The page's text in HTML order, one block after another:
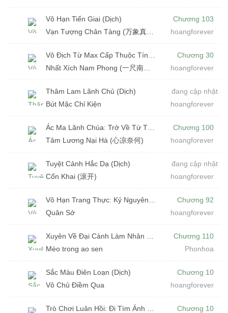
Vô Hạn Tiến Giai (Dịch)
Chương 103
hoangforever
Chương 30
hoangforever
Thâm Lam Lãnh Chủ (Dịch)
Bút Mặc Chỉ Kiện
đang cập nhật
hoangforever
Tâm Lương Nại Hà (心凉奈何)
Chương 100
hoangforever
Tuyệt Cảnh Hắc Dạ (Dịch)
Cổn Khai (滚开)
đang cập nhật
hoangforever
Quân Sở
Chương 92
hoangforever
Mèo trong ao sen
Chương 110
Phonhoa
Sắc Màu Điên Loạn (Dịch)
Vô Chủ Điềm Qua
Chương 10
hoangforever
Chương 10